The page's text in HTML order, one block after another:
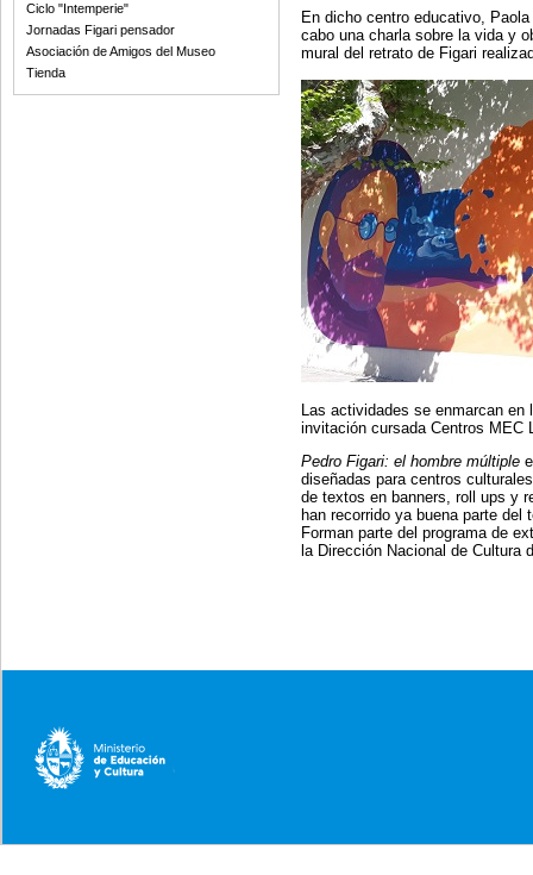
Ciclo "Intemperie"
Jornadas Figari pensador
Asociación de Amigos del Museo
Tienda
En dicho centro educativo,
cabo una charla sobre la vida y
mural del retrato de Figari
Las actividades se enmarcan
invitación cursada Centros MEC
Pedro Figari: el hombre múltiple
diseñadas para centros
de textos en banners, roll ups y
han recorrido ya buena parte
Forman parte del programa de
la Dirección Nacional de Cultura